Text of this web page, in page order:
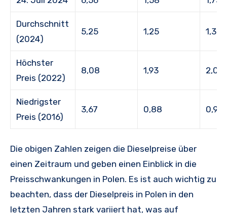
Durchschnitt
(2024)
5,25 1,25 1,35
Höchster
Preis (2022)
8,08 1,93 2,07
Niedrigster
Preis (2016)
3,67 0,88 0,94
Die obigen Zahlen zeigen die Dieselpreise über
einen Zeitraum und geben einen Einblick in die
Preisschwankungen in Polen. Es ist auch wichtig zu
beachten, dass der Dieselpreis in Polen in den
letzten Jahren stark variiert hat, was auf